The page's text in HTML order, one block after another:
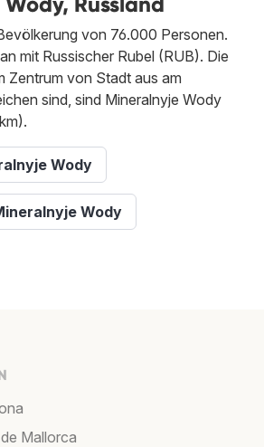
von 76.000 Personen.
mit Russischer Rubel (RUB). Die
Zentrum von Stadt aus am
sind, sind Mineralnyje Wody
Wody
Wody
Mallorca